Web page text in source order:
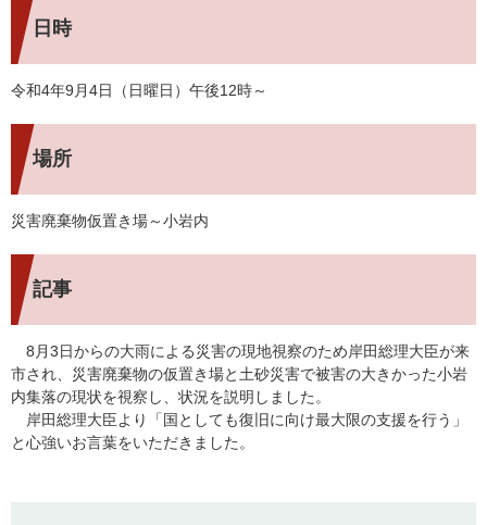
日時
令和4年9月4日（日曜日）午後12時～
場所
災害廃棄物仮置き場～小岩内
記事
8月3日からの大雨による災害の現地視察のため岸田総理大臣が来
市され、災害廃棄物の仮置き場と土砂災害で被害の大きかった小岩
内集落の現状を視察し、状況を説明しました。
岸田総理大臣より「国としても復旧に向け最大限の支援を行う」
と心強いお言葉をいただきました。